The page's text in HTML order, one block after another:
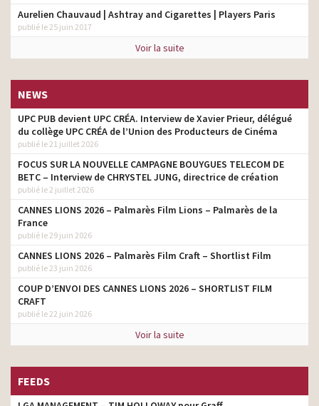
Aurelien Chauvaud | Ashtray and Cigarettes | Players Paris
publié le 25 juin 2017
Voir la suite
NEWS
UPC PUB devient UPC CRÉA. Interview de Xavier Prieur, délégué
du collège UPC CRÉA de l’Union des Producteurs de Cinéma
publié le 21 juillet 2026
FOCUS SUR LA NOUVELLE CAMPAGNE BOUYGUES TELECOM DE
BETC – Interview de CHRYSTEL JUNG, directrice de création
publié le 2 juillet 2026
CANNES LIONS 2026 – Palmarès Film Lions – Palmarès de la
France
publié le 29 juin 2026
CANNES LIONS 2026 – Palmarès Film Craft – Shortlist Film
publié le 23 juin 2026
COUP D’ENVOI DES CANNES LIONS 2026 – SHORTLIST FILM
CRAFT
publié le 22 juin 2026
Voir la suite
FEEDS